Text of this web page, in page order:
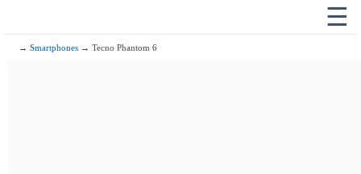
☰
→Smartphones → Tecno Phantom 6